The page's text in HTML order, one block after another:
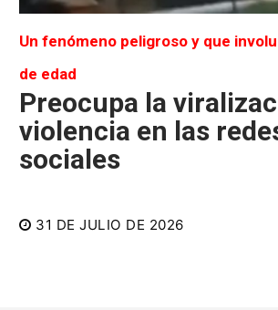
Un fenómeno peligroso y que
de edad
Preocupa la
violencia en las
sociales
31 DE JULIO DE 2026